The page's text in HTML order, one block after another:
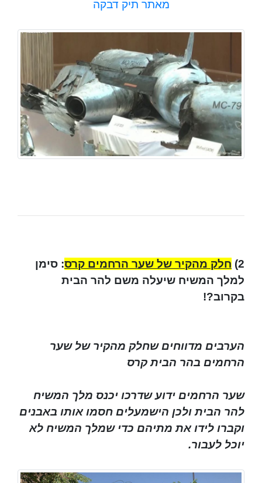
מאתר תיק דבקה
2) חלק מהקיר של שער הרחמים קרס: סימן
למלך המשיח שיעלה משם להר הבית
בקרוב?!
הערבים מדווחים שחלק מהקיר של שער
הרחמים בהר הבית קרס
שער הרחמים ידוע שדרכו יכנס מלך המשיח
להר הבית ולכן הישמעלים חסמו אותו באבנים
וקברו לידו את מתיהם כדי שמלך המשיח לא
יוכל לעבור.